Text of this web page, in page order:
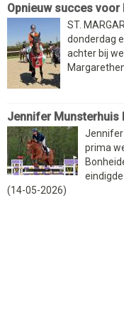
Opnieuw succes voor
ST.
donderdag
achter bij
Jennifer Munsterhuis
Jennifer
prima
(14-05-2026)